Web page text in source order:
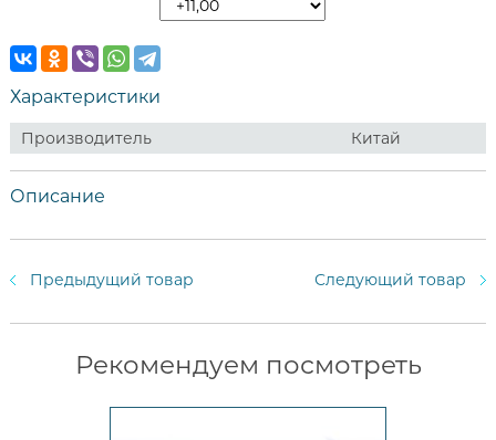
Характеристики
Производитель Китай
Описание
Предыдущий товар Следующий товар
Рекомендуем посмотреть